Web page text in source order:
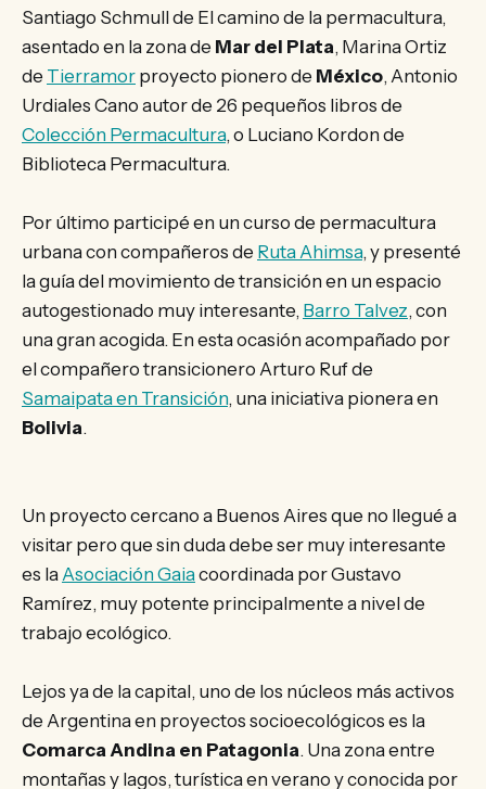
Santiago Schmull de El camino de la permacultura,
asentado en la zona de Mar del Plata, Marina Ortiz
de Tierramor proyecto pionero de México, Antonio
Urdiales Cano autor de 26 pequeños libros de
Colección Permacultura, o Luciano Kordon de
Biblioteca Permacultura.
Por último participé en un curso de permacultura
urbana con compañeros de Ruta Ahimsa, y presenté
la guía del movimiento de transición en un espacio
autogestionado muy interesante, Barro Talvez, con
una gran acogida. En esta ocasión acompañado por
el compañero transicionero Arturo Ruf de
Samaipata en Transición, una iniciativa pionera en
Bolivia.
Un proyecto cercano a Buenos Aires que no llegué a
visitar pero que sin duda debe ser muy interesante
es laAsociación Gaiacoordinada por Gustavo
Ramírez, muy potente principalmente a nivel de
trabajo ecológico.
Lejos ya de la capital, uno de los núcleos más activos
de Argentina en proyectos socioecológicos es la
Comarca Andina en Patagonia. Una zona entre
montañas y lagos, turística en verano y conocida por